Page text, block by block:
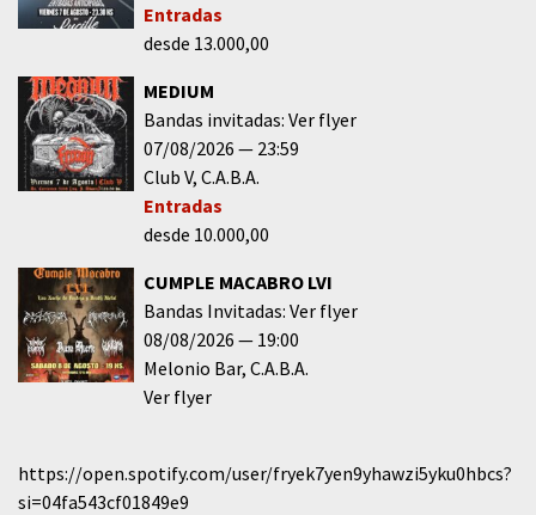
Entradas
desde 13.000,00
MEDIUM
Bandas invitadas: Ver flyer
07/08/2026
23:59
Club V C.A.B.A.
Entradas
desde 10.000,00
CUMPLE MACABRO LVI
Bandas Invitadas: Ver flyer
08/08/2026
19:00
Melonio Bar C.A.B.A.
Ver flyer
https://open.spotify.com/user/fryek7yen9yhawzi5yku0hbcs?
si=04fa543cf01849e9